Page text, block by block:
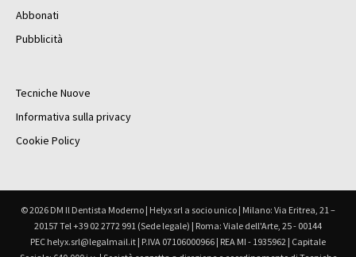
Abbonati
Pubblicità
Tecniche Nuove
Informativa sulla privacy
Cookie Policy
© 2026 DM Il Dentista Moderno | Helyx srl a socio unico | Milano: Via Eritrea, 21 –
20157 Tel +39 02 2772 991 (Sede legale) | Roma: Viale dell'Arte, 25 - 00144
PEC helyx.srl@legalmail.it | P.IVA 07106000966 | REA MI - 1935962 | Capitale